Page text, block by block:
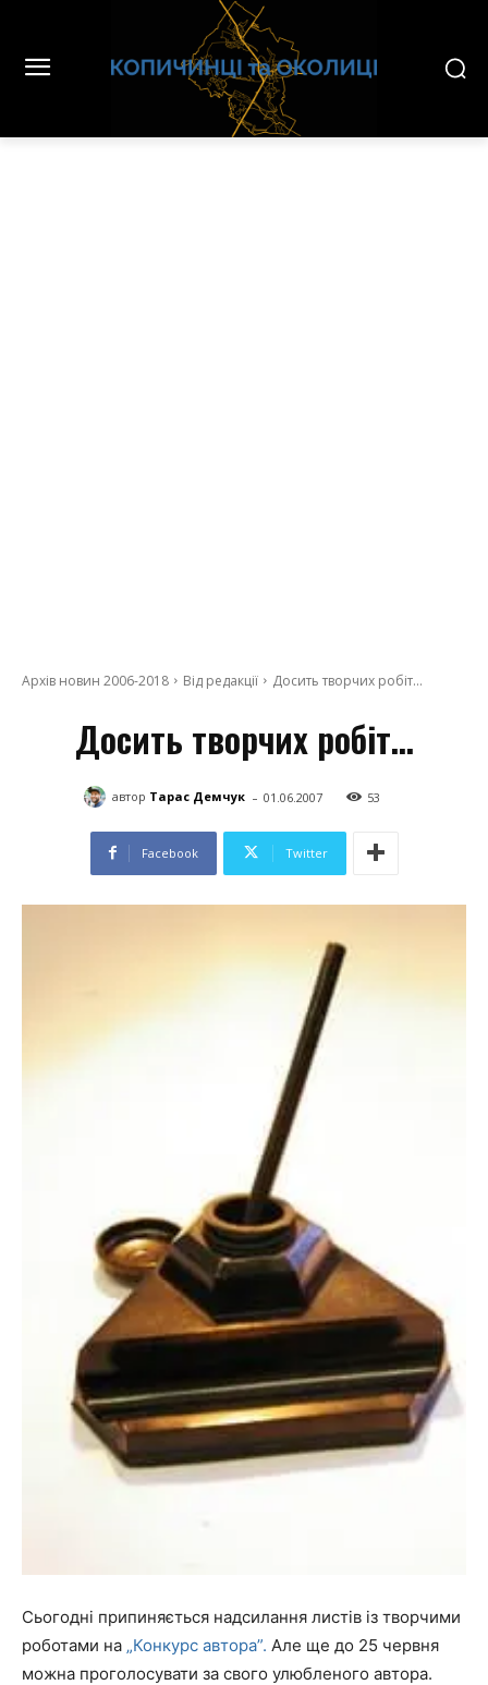
Архів новин 2006-2018 Від редакції Досить творчих робіт...
Досить творчих робіт…
автор Тарас Демчук - 01.06.2007 53
Facebook Twitter
Сьогодні припиняється надсилання листів із творчими
роботами на „Конкурс автора”. Але ще до 25 червня
можна проголосувати за свого улюбленого автора.